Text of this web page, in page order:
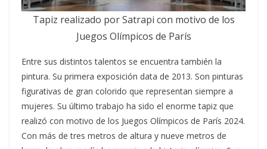
Tapiz realizado por Satrapi con motivo de los
Juegos Olímpicos de París
Entre sus distintos talentos se encuentra también la
pintura. Su primera exposición data de 2013. Son pinturas
figurativas de gran colorido que representan siempre a
mujeres. Su último trabajo ha sido el enorme tapiz que
realizó con motivo de los Juegos Olímpicos de París 2024.
Con más de tres metros de altura y nueve metros de